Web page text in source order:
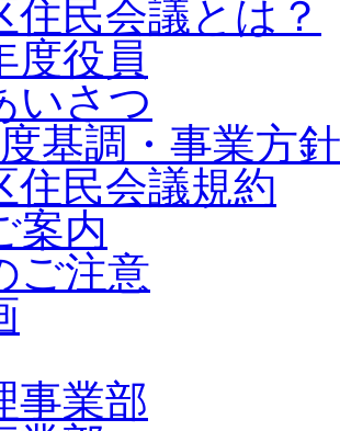
住民会議とは？
度役員
いさつ
基調・事業方針
住民会議規約
案内
ご注意
事業部